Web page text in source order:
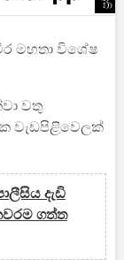
මහතා විශේෂ
වතු
වැඩපිළිවෙලක්
දැඩි
ගත්ත